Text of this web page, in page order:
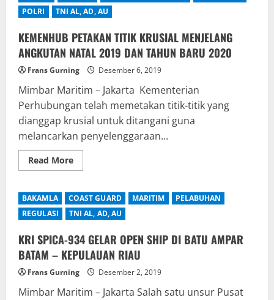
TIMOR
LESTE
MEMILIKI
KANTOR
HIDROGRAFI
POLRI
TNI AL, AD, AU
KEMENHUB PETAKAN TITIK KRUSIAL MENJELANG
ANGKUTAN NATAL 2019 DAN TAHUN BARU 2020
Frans Gurning Desember 6, 2019
Mimbar Maritim – Jakarta Kementerian
Perhubungan telah memetakan titik-titik yang
dianggap krusial untuk ditangani guna
melancarkan penyelenggaraan...
Read MoreRead
more
PETAKAN
TITIK
KRUSIAL
MENJELANG
NATAL
2019
DAN
TAHUN
BARU
2020
BAKAMLA COAST GUARD MARITIM
PELABUHAN
REGULASI
TNI AL, AD, AU
KRI SPICA-934 GELAR OPEN SHIP DI BATU AMPAR
BATAM – KEPULAUAN RIAU
Frans Gurning Desember 2, 2019
Mimbar Maritim – Jakarta Salah satu unsur Pusat